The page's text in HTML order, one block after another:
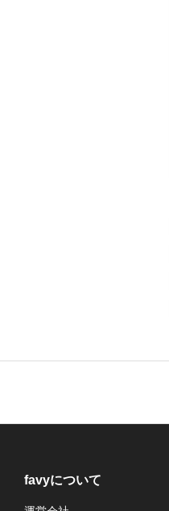
favyについて